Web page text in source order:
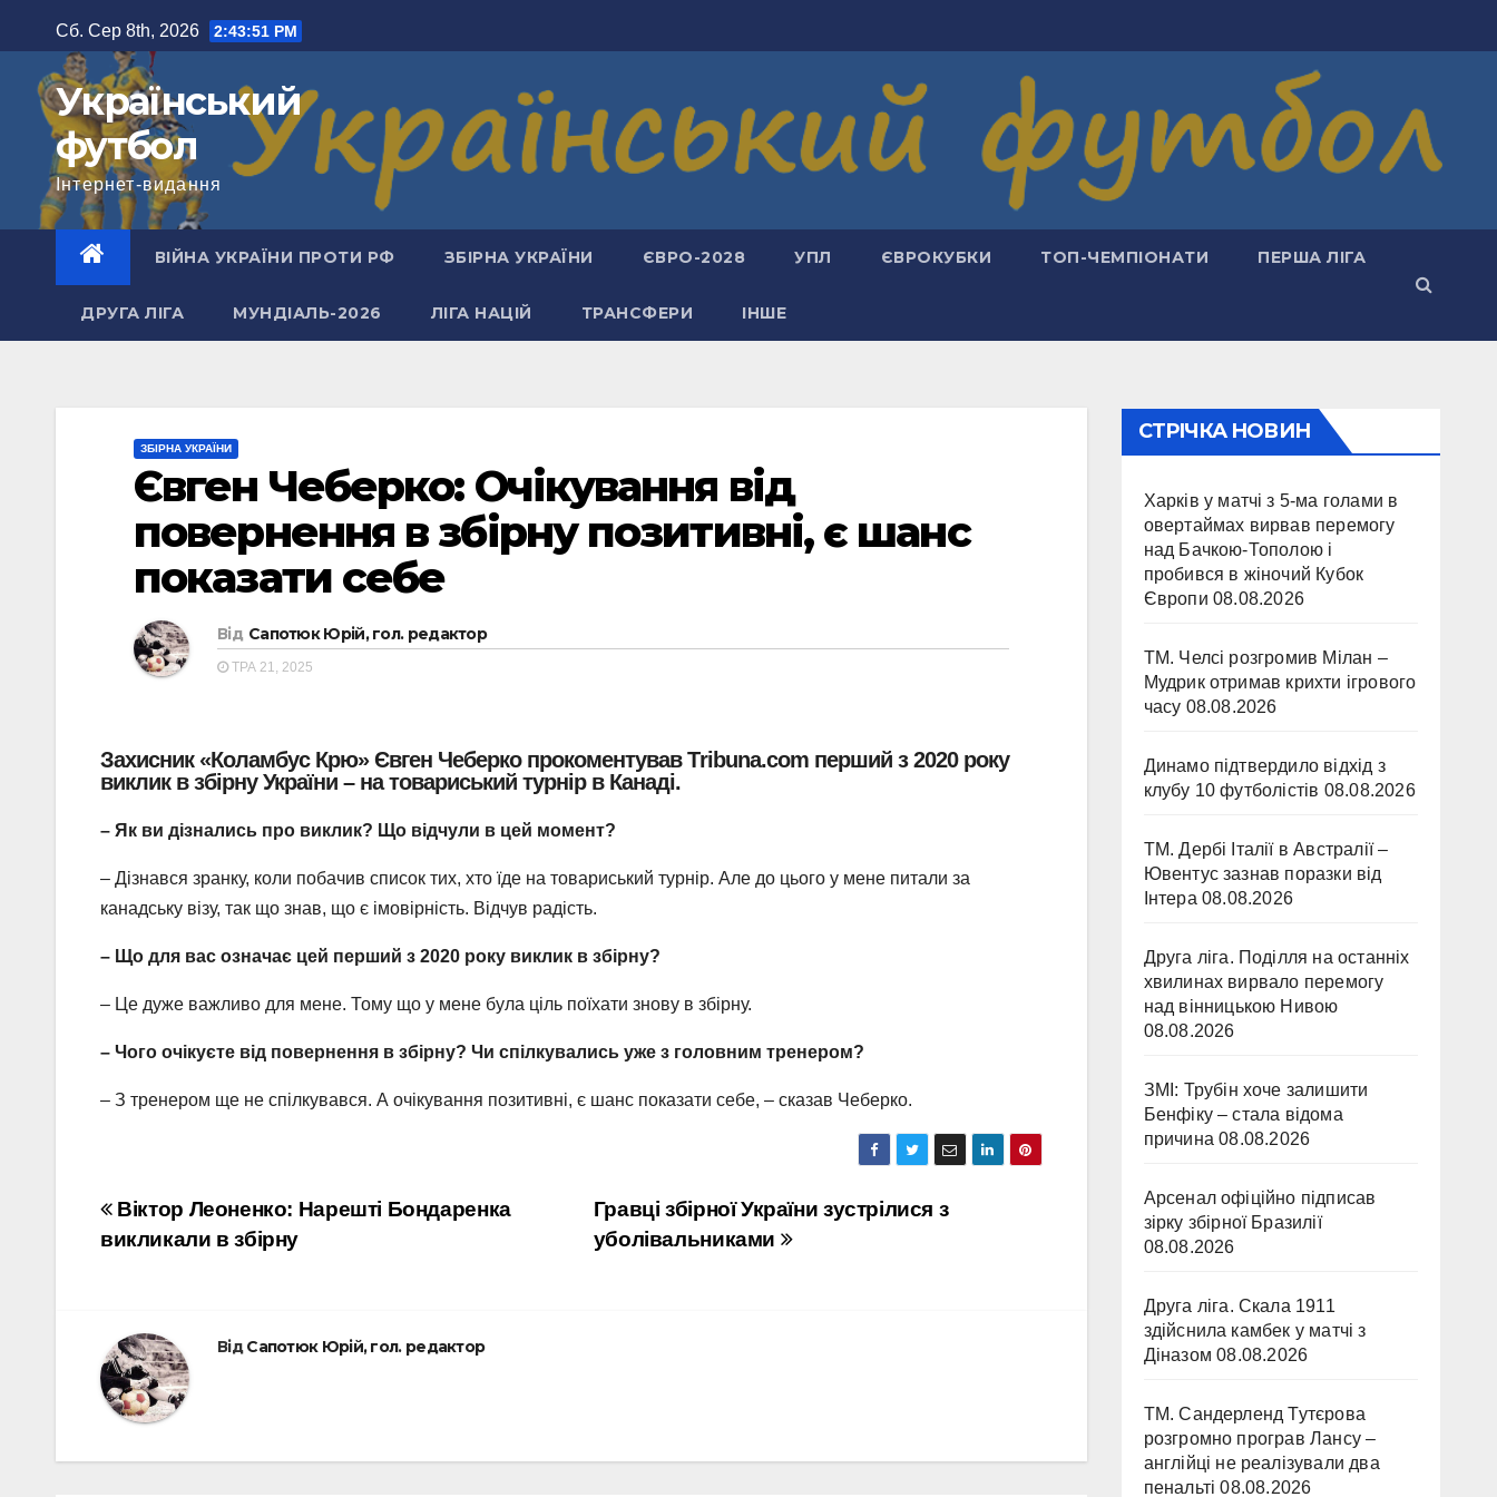
до
вмісту
Сб. Сер 8th, 2026 2:43:52 PM
Український
футбол
Інтернет-видання
ВІЙНА УКРАЇНИ ПРОТИ РФ ЗБІРНА УКРАЇНИ ЄВРО-2028 УПЛ ЄВРОКУБКИ ТОП-ЧЕМПІОНАТИ ПЕРША ЛІГА
ДРУГА ЛІГА МУНДІАЛЬ-2026 ЛІГА НАЦІЙ ТРАНСФЕРИ ІНШЕ
ЗБІРНА УКРАЇНИ
Євген Чеберко: Очікування від
повернення в збірну позитивні, є шанс
показати себе
Від Сапотюк Юрій, гол. редактор
ТРА 21, 2025
Захисник «Коламбус Крю» Євген Чеберко прокоментував Тribuna.com перший з 2020 року
виклик в збірну України – на товариський турнір в Канаді.
– Як ви дізнались про виклик? Що відчули в цей момент?
– Дізнався зранку, коли побачив список тих, хто їде на товариський турнір. Але до цього у мене питали за
канадську візу, так що знав, що є імовірність. Відчув радість.
– Що для вас означає цей перший з 2020 року виклик в збірну?
– Це дуже важливо для мене. Тому що у мене була ціль поїхати знову в збірну.
– Чого очікуєте від повернення в збірну? Чи спілкувались уже з головним тренером?
– З тренером ще не спілкувався. А очікування позитивні, є шанс показати себе, – сказав Чеберко.
Навігація
записів
Гравці збірної України зустрілися з
уболівальниками
Віктор Леоненко: Нарешті Бондаренка
викликали в збірну
ВідСапотюк Юрій, гол. редактор
СТРІЧКА НОВИН
Харків у матчі з 5-ма голами в
овертаймах вирвав перемогу
над Бачкою-Тополою і
пробився в жіночий Кубок
Європи 08.08.2026
ТМ. Челсі розгромив Мілан –
Мудрик отримав крихти ігрового
часу 08.08.2026
Динамо підтвердило відхід з
клубу 10 футболістів 08.08.2026
ТМ. Дербі Італії в Австралії –
Ювентус зазнав поразки від
Інтера 08.08.2026
Друга ліга. Поділля на останніх
хвилинах вирвало перемогу
над вінницькою Нивою
08.08.2026
ЗМІ: Трубін хоче залишити
Бенфіку – стала відома
причина 08.08.2026
Арсенал офіційно підписав
зірку збірної Бразилії
08.08.2026
Друга ліга. Скала 1911
здійснила камбек у матчі з
Діназом 08.08.2026
ТМ. Сандерленд Тутєрова
розгромно програв Лансу –
англійці не реалізували два
пенальті 08.08.2026